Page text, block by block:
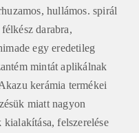
hullámos. spirál
darabra,
egy eredetileg
mintát aplikálnak
kerámia termékei
miatt nagyon
felszerelése